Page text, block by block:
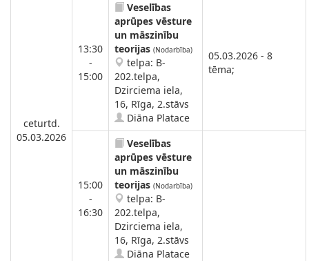
ceturtd.
05.03.2026
13:30
-
15:00
Veselības
aprūpes vēsture
un māszinību
teorijas (Nodarbība)
telpa: B-
202.telpa,
Dzirciema iela,
16, Rīga, 2.stāvs
Diāna Platace
05.03.2026 - 8
tēma;
15:00
-
16:30
Veselības
aprūpes vēsture
un māszinību
teorijas (Nodarbība)
telpa: B-
202.telpa,
Dzirciema iela,
16, Rīga, 2.stāvs
Diāna Platace